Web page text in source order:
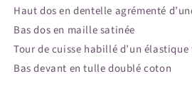
Haut dos en dentelle agrémenté
Bas dos en maille satinée
Tour de cuisse habillé d’un
Bas devant en tulle doublé coton